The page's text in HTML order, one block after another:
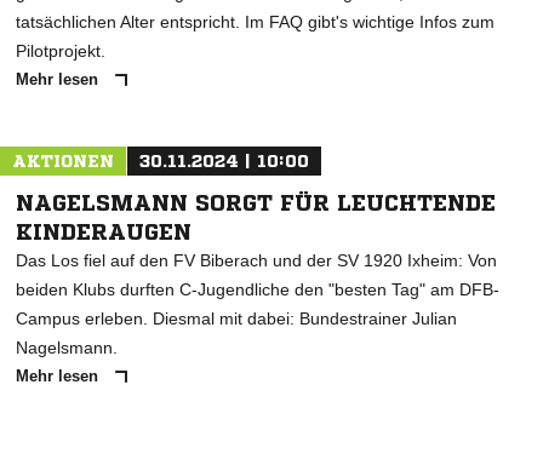
tatsächlichen Alter entspricht. Im FAQ gibt's wichtige Infos zum
Pilotprojekt.
Mehr lesen
AKTIONEN 30.11.2024 | 10:00
NAGELSMANN SORGT FÜR LEUCHTENDE
KINDERAUGEN
Das Los fiel auf den FV Biberach und der SV 1920 Ixheim: Von
beiden Klubs durften C-Jugendliche den "besten Tag" am DFB-
Campus erleben. Diesmal mit dabei: Bundestrainer Julian
Nagelsmann.
Mehr lesen